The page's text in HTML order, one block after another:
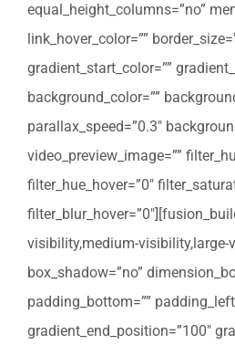
equal_height_columns=”no”
link_hover_color=””
gradient_start_color=””
background_color=””
parallax_speed=”0.3″
video_preview_image=””
filter_hue_hover=”0″
visibility,medium-visibility,large-
box_shadow=”no”
padding_bottom=””
gradient_end_position=”100″